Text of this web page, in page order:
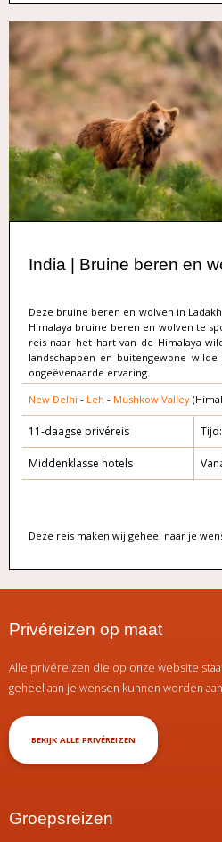
India | Bruine beren en
Deze bruine beren en wolven in
Himalaya bruine beren en wolven te
reis naar het hart van de Himalaya
landschappen en buitengewone
ongeëvenaarde ervaring.
New Delhi - Leh - Mushkow Valley
11-daagse privéreis Tijd:
Middenklasse hotels
Deze reis maken wij geheel naar je
Privéreizen op maat
Alle privéreizen die op onze website
geheel aan je wensen kunnen worden
BEKIJK ALLE PRIVÉREIZEN
Groepsreizen